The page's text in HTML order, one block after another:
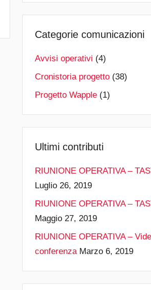
Categorie comunicazioni
Avvisi operativi (4)
Cronistoria progetto(38)
Progetto Wapple(1)
Ultimi contributi
RIUNIONE OPERATIVA –
Luglio 26, 2019
RIUNIONE OPERATIVA –
Maggio 27, 2019
RIUNIONE OPERATIVA –
conferenza Marzo 6, 2019